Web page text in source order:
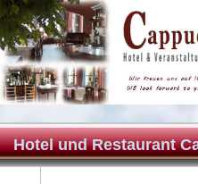
Hotel und Restaurant